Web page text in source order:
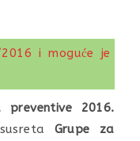
i moguće je
preventive 2016.
Grupe za